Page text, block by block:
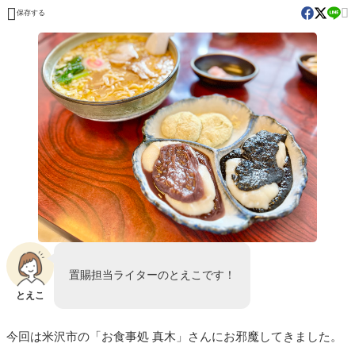
 保存する 
とえこ
置賜担当ライターのとえこです！
今回は米沢市の「お食事処 真木」さんにお邪魔してきました。